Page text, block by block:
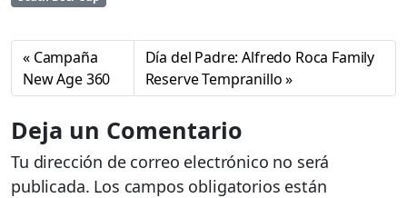
Campaña
New Age 360
Día del Padre: Alfredo Roca Family
Reserve Tempranillo
Deja un Comentario
Tu dirección de correo electrónico no será
publicada. Los campos obligatorios están